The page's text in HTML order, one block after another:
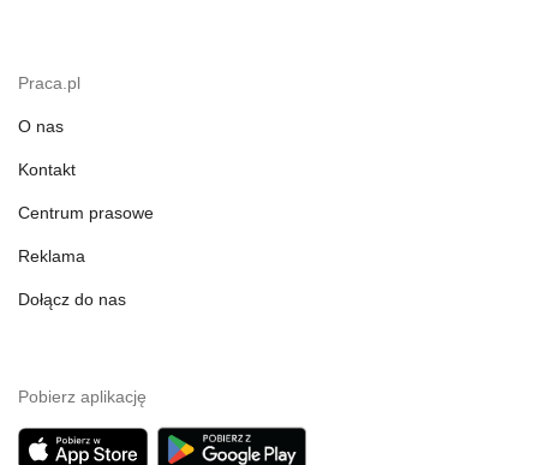
Praca.pl
O nas
Kontakt
Centrum prasowe
Reklama
Dołącz do nas
Pobierz aplikację